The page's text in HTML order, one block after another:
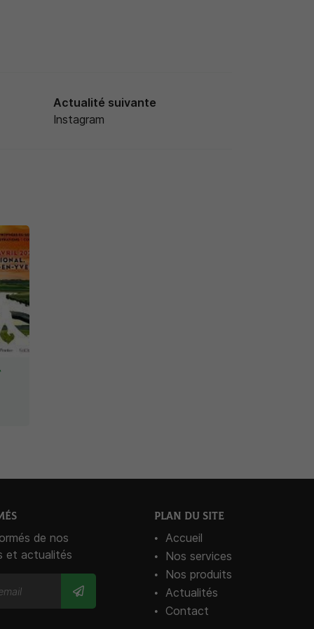
Actualité suivante
Instagram
de nos
et actualités
PLAN DU SITE
Accueil
Nos services
Nos produits
Actualités
Contact